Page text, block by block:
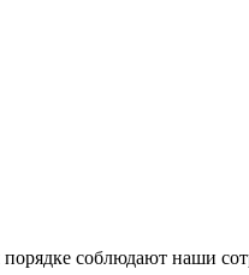
соблюдают наши